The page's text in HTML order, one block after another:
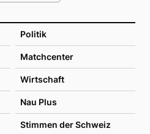
Politik
Matchcenter
Wirtschaft
Nau Plus
Stimmen der Schweiz